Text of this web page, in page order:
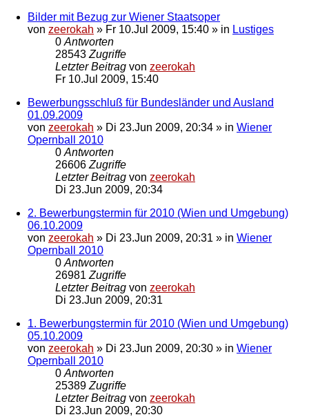
Bilder mit Bezug zur Wiener Staatsoper
von zeerokah » Fr 10.Jul 2009, 15:40 » in Lustiges
0 Antworten
28543 Zugriffe
Letzter Beitrag von zeerokah
Fr 10.Jul 2009, 15:40
Bewerbungsschluß für Bundesländer und Ausland
01.09.2009
von zeerokah » Di 23.Jun 2009, 20:34 » in Wiener
Opernball 2010
0 Antworten
26606 Zugriffe
Letzter Beitrag von zeerokah
Di 23.Jun 2009, 20:34
2. Bewerbungstermin für 2010 (Wien und Umgebung)
06.10.2009
von zeerokah » Di 23.Jun 2009, 20:31 » in Wiener
Opernball 2010
0 Antworten
26981 Zugriffe
Letzter Beitrag von zeerokah
Di 23.Jun 2009, 20:31
1. Bewerbungstermin für 2010 (Wien und Umgebung)
05.10.2009
von zeerokah » Di 23.Jun 2009, 20:30 » in Wiener
Opernball 2010
0 Antworten
25389 Zugriffe
Letzter Beitrag von zeerokah
Di 23.Jun 2009, 20:30